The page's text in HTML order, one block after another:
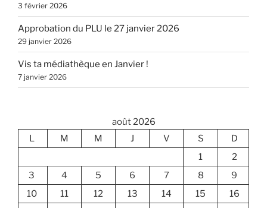
3 février 2026
Approbation du PLU le 27 janvier 2026
29 janvier 2026
Vis ta médiathèque en Janvier !
7 janvier 2026
août 2026
L
M M J V S
D
1
2
3
4 5 6 7 8
9
10
11 12 13 14 15
16